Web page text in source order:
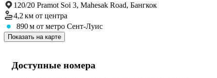
120/20 Pramot Soi 3, Mahesak Road, Бангкок
4,2 км от центра
890 м от метро Сент-Луис
Показать на карте
Доступные номера